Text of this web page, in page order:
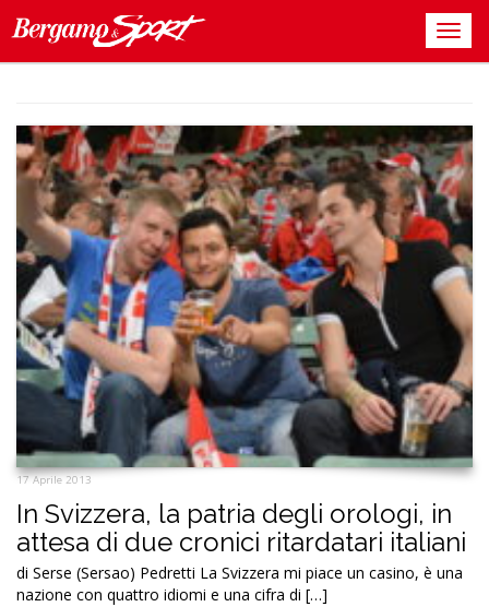
17 Aprile 2013
In Svizzera, la patria degli orologi, in
attesa di due cronici ritardatari italiani
di Serse (Sersao) Pedretti La Svizzera mi piace un casino, è una
nazione con quattro idiomi e una cifra di […]